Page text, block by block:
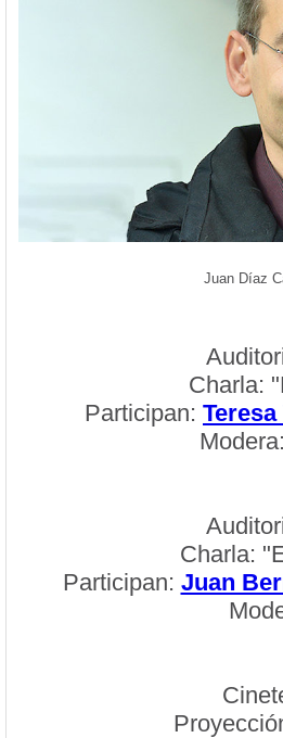
Juan Díaz
Charla:
Participan:
Charla:
Participan: Juan